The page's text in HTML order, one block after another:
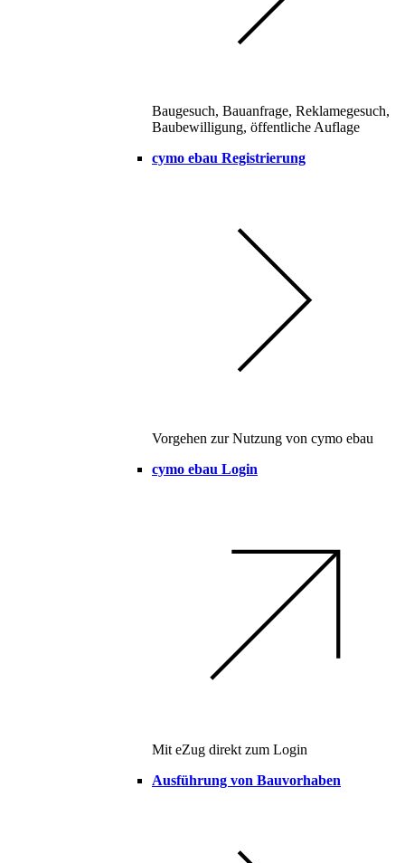
Baugesuch, Bauanfrage, Reklamegesuch,
Baubewilligung, öffentliche Auflage
cymo ebau Registrierung
Vorgehen zur Nutzung von cymo ebau
cymo ebau Login
Mit eZug direkt zum Login
Ausführung von Bauvorhaben